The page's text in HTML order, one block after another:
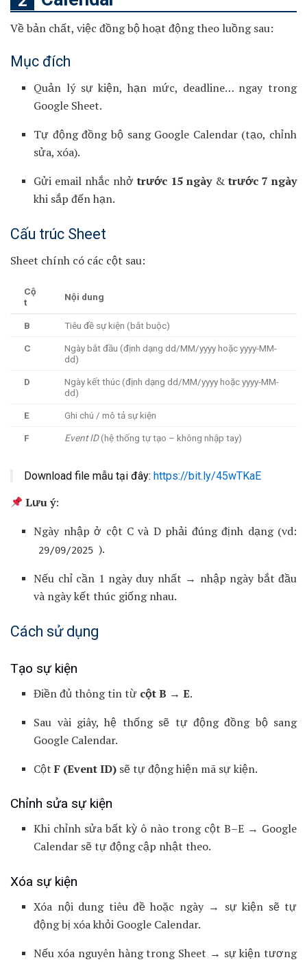
Về bản chất, việc đồng bộ hoạt động theo luồng sau:
Mục đích
Quản lý sự kiện, hạn mức, deadline… ngay trong
Google Sheet.
Tự động đồng bộ sang Google Calendar (tạo, chỉnh
sửa, xóa).
Gửi email nhắc nhởtrước 15 ngày&trước 7 ngày
khi sắp đến hạn.
Cấu trúc Sheet
Sheet chính có các cột sau:
Cộ
t
Nội dung
B Tiêu đề sự kiện (bắt buộc)
C
Ngày bắt đầu (định dạng dd/MM/yyyy hoặc yyyy-MM-
dd)
D
Ngày kết thúc (định dạng dd/MM/yyyy hoặc yyyy-MM-
dd)
E Ghi chú / mô tả sự kiện
F Event ID(hệ thống tự tạo – không nhập tay)
Download file mẫu tại đây: https://bit.ly/45wTKaE
Lưu ý:
Ngày nhập ở cột C và D phải đúng định dạng (vd:
29/09/2025 ).
Nếu chỉ cần 1 ngày duy nhất → nhập ngày bắt đầu
và ngày kết thúc giống nhau.
Cách sử dụng
Tạo sự kiện
Điền đủ thông tin từ cột B → E.
Sau vài giây, hệ thống sẽ tự động đồng bộ sang
Google Calendar.
CộtF (Event ID) sẽ tự động hiện mã sự kiện.
Chỉnh sửa sự kiện
Khi chỉnh sửa bất kỳ ô nào trong cột B–E → Google
Calendar sẽ tự động cập nhật theo.
Xóa sự kiện
Xóa nội dung tiêu đề hoặc ngày → sự kiện sẽ tự
động bị xóa khỏi Google Calendar.
Nếu xóa nguyên hàng trong Sheet → sự kiện tương